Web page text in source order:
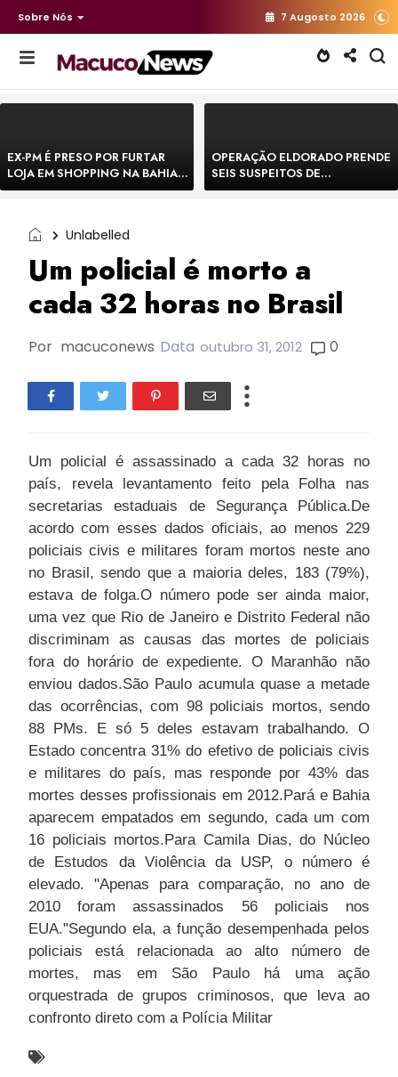
Sobre Nós 7 Augosto 2026
EX-PM É PRESO POR FURTAR
LOJA EM SHOPPING NA BAHIA E
ESCAPA CORRENDO DE
OPERAÇÃO ELDORADO PRENDE
SEIS SUSPEITOS DE
MOVIMENTAR R$ 25 MILHÕES
Unlabelled
Um policial é morto a
cada 32 horas no Brasil
Por macuconews Data outubro 31, 2012 0
Um policial é assassinado a cada 32 horas no
país, revela levantamento feito pela Folha nas
secretarias estaduais de Segurança Pública.De
acordo com esses dados oficiais, ao menos 229
policiais civis e militares foram mortos neste ano
no Brasil, sendo que a maioria deles, 183 (79%),
estava de folga.O número pode ser ainda maior,
uma vez que Rio de Janeiro e Distrito Federal não
discriminam as causas das mortes de policiais
fora do horário de expediente. O Maranhão não
enviou dados.São Paulo acumula quase a metade
das ocorrências, com 98 policiais mortos, sendo
88 PMs. E só 5 deles estavam trabalhando. O
Estado concentra 31% do efetivo de policiais civis
e militares do país, mas responde por 43% das
mortes desses profissionais em 2012.Pará e Bahia
aparecem empatados em segundo, cada um com
16 policiais mortos.Para Camila Dias, do Núcleo
de Estudos da Violência da USP, o número é
elevado. "Apenas para comparação, no ano de
2010 foram assassinados 56 policiais nos
EUA."Segundo ela, a função desempenhada pelos
policiais está relacionada ao alto número de
mortes, mas em São Paulo há uma ação
orquestrada de grupos criminosos, que leva ao
confronto direto com a Polícia Militar